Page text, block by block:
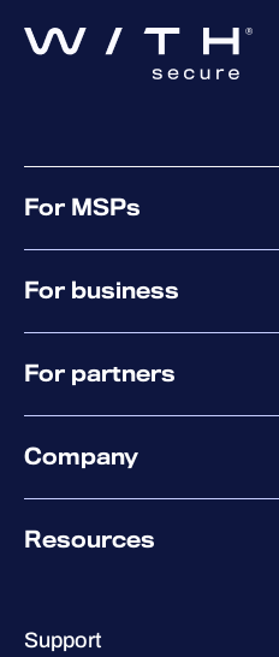
きます。このプログ
構成に関する重要な
当プログラムによっ
ついては、こちら
注：サポートツール
（WithSecure製品
For MSPs
MSP platform
Pricing
Why WithSecure?
For business
Elements overview
Exposure Management
Extended Detection &
Co-Security Services
Pricing
Why WithSecure?
For partners
Partner success services
Co-Growth Community
Company
Achievements &
Careers
Resources
Success stories
Support